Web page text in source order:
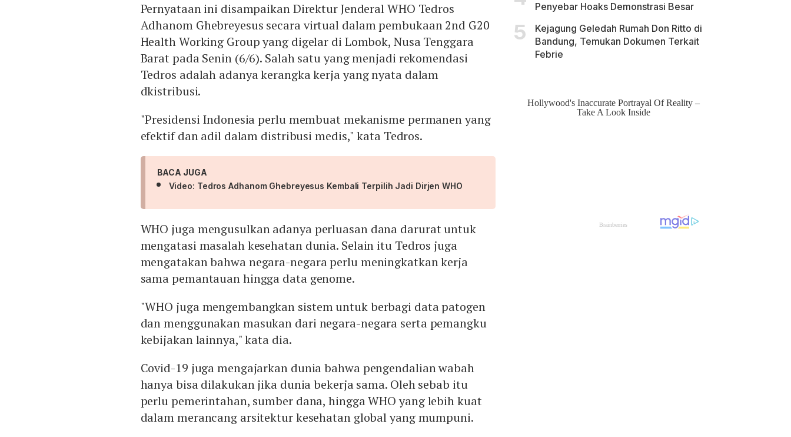
Pernyataan ini disampaikan Direktur Jenderal WHO Tedros
Adhanom Ghebreyesus secara virtual dalam pembukaan 2nd G20
Health Working Group yang digelar di Lombok, Nusa Tenggara
Barat pada Senin (6/6). Salah satu yang menjadi rekomendasi
Tedros adalah adanya kerangka kerja yang nyata dalam
dkistribusi.
"Presidensi Indonesia perlu membuat mekanisme permanen yang
efektif dan adil dalam distribusi medis," kata Tedros.
BACA JUGA
Video: Tedros Adhanom Ghebreyesus Kembali Terpilih Jadi Dirjen WHO
WHO juga mengusulkan adanya perluasan dana darurat untuk
mengatasi masalah kesehatan dunia. Selain itu Tedros juga
mengatakan bahwa negara-negara perlu meningkatkan kerja
sama pemantauan hingga data genome.
"WHO juga mengembangkan sistem untuk berbagi data patogen
dan menggunakan masukan dari negara-negara serta pemangku
kebijakan lainnya," kata dia.
Covid-19 juga mengajarkan dunia bahwa pengendalian wabah
hanya bisa dilakukan jika dunia bekerja sama. Oleh sebab itu
perlu pemerintahan, sumber dana, hingga WHO yang lebih kuat
dalam merancang arsitektur kesehatan global yang mumpuni.
Penyebar Hoaks Demonstrasi Besar
Kejagung Geledah Rumah Don Ritto di
Bandung, Temukan Dokumen Terkait
Febrie